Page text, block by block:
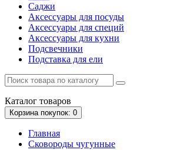
Саджи
Аксессуары для посуды
Аксессуары для специй
Аксессуары для кухни
Подсвечники
Подставка для ели
Каталог товаров
Корзинапокупок: 0
Главная
Сковороды чугунные